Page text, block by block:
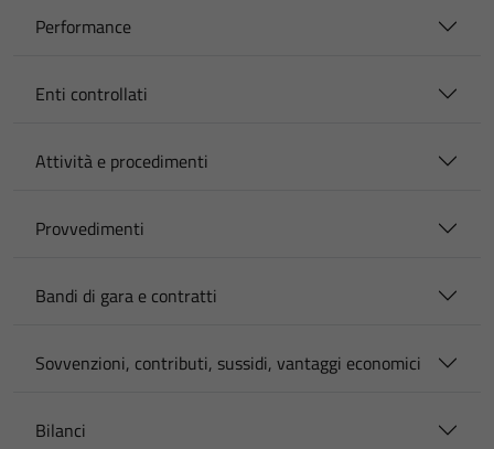
Performance
Enti controllati
Attività e procedimenti
Provvedimenti
Bandi di gara e contratti
Sovvenzioni, contributi, sussidi, vantaggi economici
Bilanci